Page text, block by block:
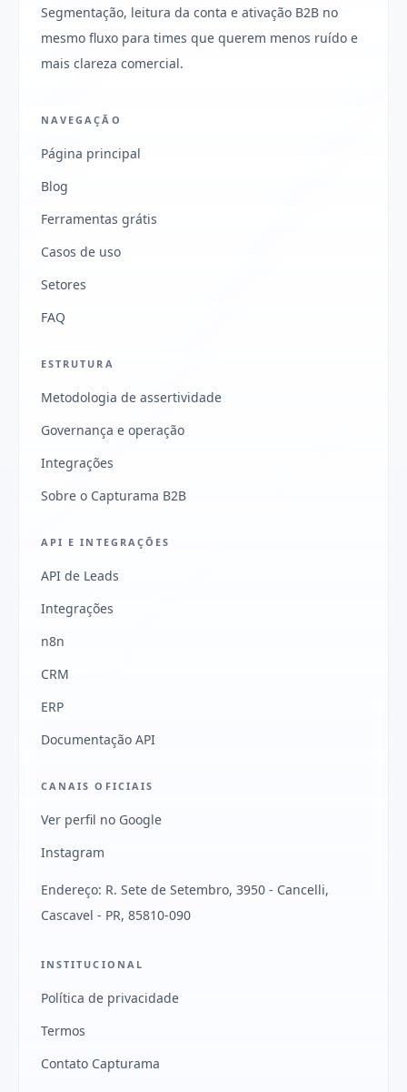
Segmentação, leitura da conta e ativação B2B no
mesmo fluxo para times que querem menos ruído e
mais clareza comercial.
NAVEGAÇÃO
Página principal
Blog
Ferramentas grátis
Casos de uso
Setores
FAQ
ESTRUTURA
Metodologia de assertividade
Governança e operação
Integrações
Sobre o Capturama B2B
API E INTEGRAÇÕES
API de Leads
Integrações
n8n
CRM
ERP
Documentação API
CANAIS OFICIAIS
Ver perfil no Google
Instagram
Endereço: R. Sete de Setembro, 3950 - Cancelli,
Cascavel - PR, 85810-090
INSTITUCIONAL
Política de privacidade
Termos
Contato Capturama